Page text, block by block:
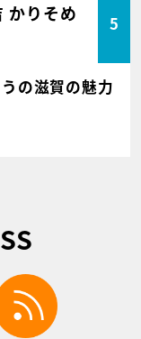
かりそめ
5
の滋賀の魅力